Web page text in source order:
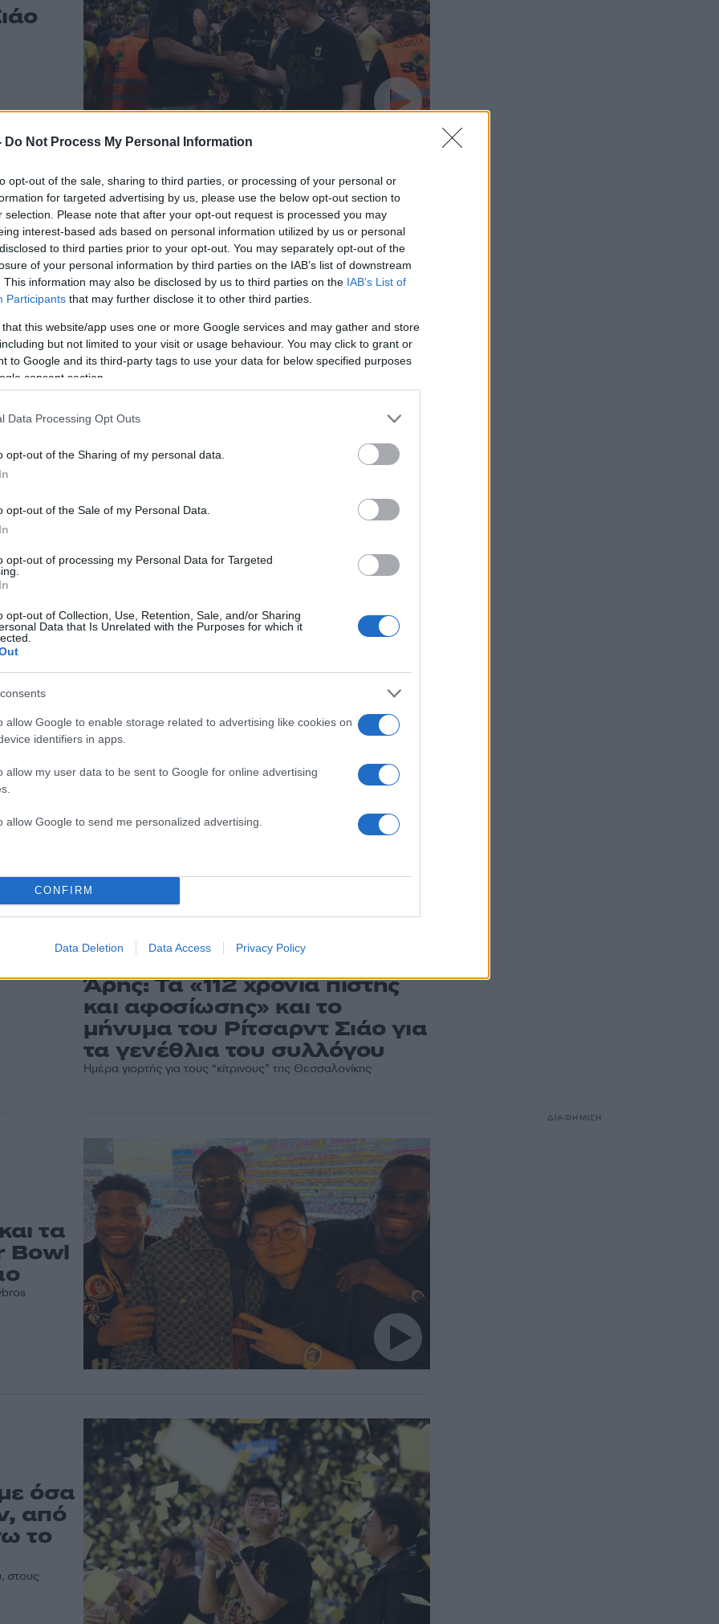
Do Not Process My Personal Information
opt-out of the sale, sharing to third parties, or processing of your personal or
for targeted advertising by us, please use the below opt-out section to
selection. Please note that after your opt-out request is processed you may
interest-based ads based on personal information utilized by us or personal
to third parties prior to your opt-out. You may separately opt-out of the
of your personal information by third parties on the IAB’s list of downstream
This information may also be disclosed by us to third parties on the IAB’s List of
Participants that may further disclose it to other third parties.
that this website/app uses one or more Google services and may gather and store
but not limited to your visit or usage behaviour. You may click to grant or
to Google and its third-party tags to use your data for below specified purposes
consent section.
Data Processing Opt Outs
opt-out of the Sharing of my personal data.
opt-out of the Sale of my Personal Data.
opt-out of processing my Personal Data for Targeted
opt-out of Collection, Use, Retention, Sale, and/or Sharing
Data that Is Unrelated with the Purposes for which it
allow Google to enable storage related to advertising like cookies on
identifiers in apps.
allow my user data to be sent to Google for online advertising
allow Google to send me personalized advertising.
CONFIRM
Data Deletion Data Access Privacy Policy
στο
στο γήπεδο
Σιάο
–
Άρης: Τα «112 χρόνια πίστης
και αφοσίωσης» και το
μήνυμα του Ρίτσαρντ Σιάο για
τα γενέθλια του συλλόγου
Ημέρα γιορτής για τους “κίτρινους” της Θεσσαλονίκης
τα
Bowl
όσα
από
το
στους
ΔΙΑΦΗΜΙΣΗ